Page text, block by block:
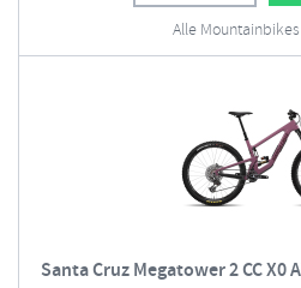
Alle
Santa Cruz Megatower 2 CC X0